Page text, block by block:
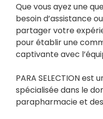
Que vous ayez une
besoin d’assistance
partager votre
pour établir une
captivante avec
PARA SELECTION
spécialisée dans le
parapharmacie et